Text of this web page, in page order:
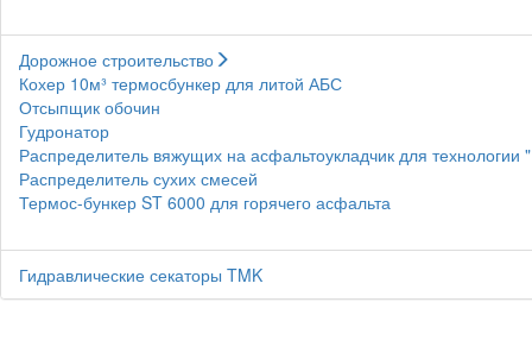
Дорожное строительство
Кохер 10м³ термосбункер для литой АБС
Отсыпщик обочин
Гудронатор
Распределитель вяжущих на асфальтоукладчик для технологии
Распределитель сухих смесей
Термос-бункер ST 6000 для горячего асфальта
Гидравлические секаторы TMK